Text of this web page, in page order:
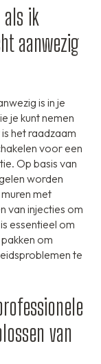
ik
aanwezig
is in je
je kunt nemen
het raadzaam
voor een
Op basis van
worden
met
van injecties om
essentieel om
om
te
van